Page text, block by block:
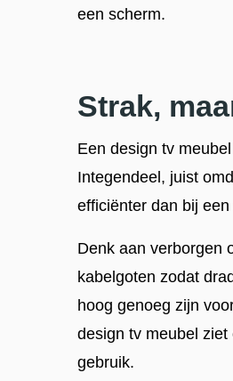
een scherm.
Strak,
Een design tv
Integendeel, juist
efficiënter dan bij
Denk aan verborgen
kabelgoten zodat
hoog genoeg zijn
design tv meubel
gebruik.